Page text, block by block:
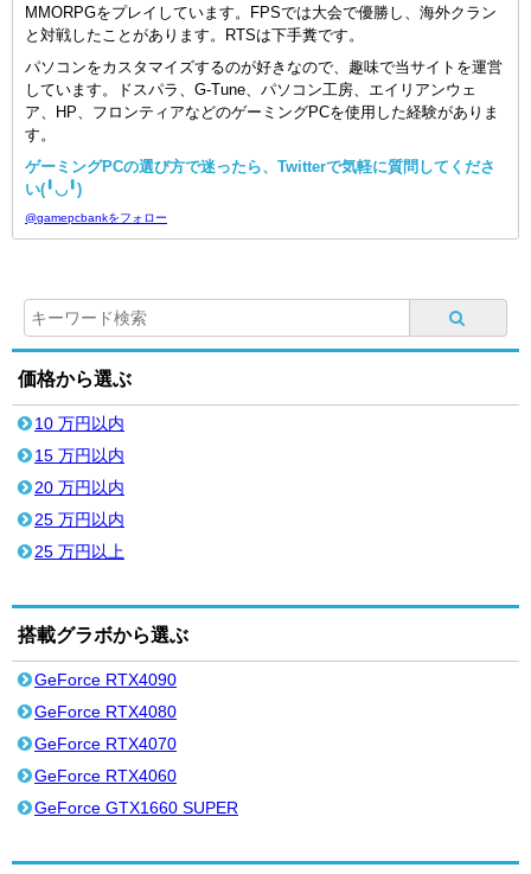
MMORPGをプレイしています。FPSでは大会で優勝し、海外クラン
と対戦したことがあります。RTSは下手糞です。
パソコンをカスタマイズするのが好きなので、趣味で当サイトを運営
しています。ドスパラ、G-Tune、パソコン工房、エイリアンウェ
ア、HP、フロンティアなどのゲーミングPCを使用した経験がありま
す。
ゲーミングPCの選び方で迷ったら、Twitterで気軽に質問してくださ
い(╹◡╹)
@gamepcbankをフォロー
価格から選ぶ
10 万円以内
15 万円以内
20 万円以内
25 万円以内
25 万円以上
搭載グラボから選ぶ
GeForce RTX4090
GeForce RTX4080
GeForce RTX4070
GeForce RTX4060
GeForce GTX1660 SUPER